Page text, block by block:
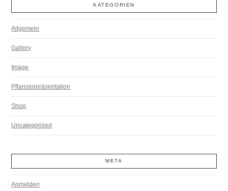
KATEGORIEN
Allgemein
Gallery
Image
Pflanzenpräsentation
Shop
Uncategorized
META
Anmelden